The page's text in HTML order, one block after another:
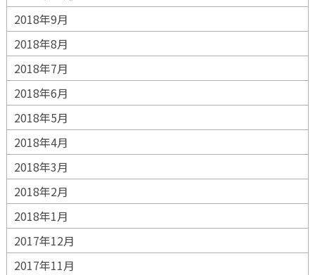
2018年9月
2018年8月
2018年7月
2018年6月
2018年5月
2018年4月
2018年3月
2018年2月
2018年1月
2017年12月
2017年11月